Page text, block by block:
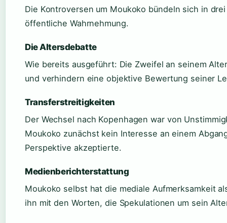
Die Kontroversen um Moukoko bündeln sich in
öffentliche Wahrnehmung.
Die Altersdebatte
Wie bereits ausgeführt: Die Zweifel an seinem
und verhindern eine objektive Bewertung seiner
Transferstreitigkeiten
Der Wechsel nach Kopenhagen war von
Moukoko zunächst kein Interesse an einem
Perspektive akzeptierte.
Medienberichterstattung
Moukoko selbst hat die mediale Aufmerksamkeit
ihn mit den Worten, die Spekulationen um sein